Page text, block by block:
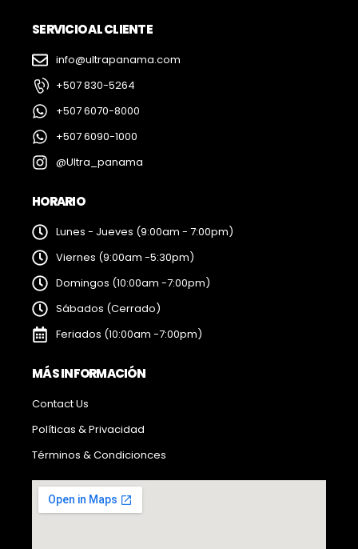
SERVICIO AL CLIENTE
info@ultrapanama.com
+507 830-5264
+507 6070-8000
+507 6090-1000
@Ultra_panama
HORARIO
Lunes - Jueves (9:00am - 7:00pm)
Viernes (9:00am -5:30pm)
Domingos (10:00am -7:00pm)
Sábados (Cerrado)
Feriados (10:00am -7:00pm)
MÁS INFORMACIÓN
Contact Us
Políticas & Privacidad
Términos & Condicionces